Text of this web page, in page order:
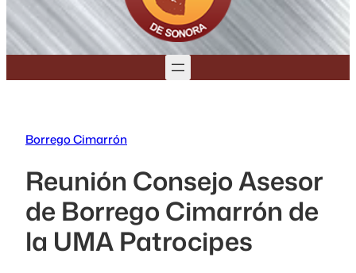
Borrego Cimarrón
Reunión Consejo Asesor
de Borrego Cimarrón de
la UMA Patrocipes